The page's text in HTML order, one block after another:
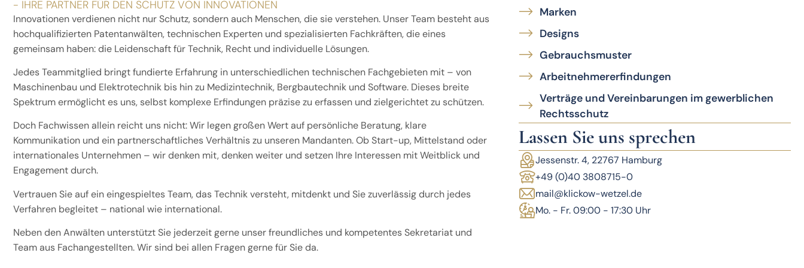
- IHRE PARTNER FÜR DEN SCHUTZ VON INNOVATIONEN
Innovationen verdienen nicht nur Schutz, sondern auch Menschen, die sie verstehen. Unser Team besteht aus
hochqualifizierten Patentanwälten, technischen Experten und spezialisierten Fachkräften, die eines
gemeinsam haben: die Leidenschaft für Technik, Recht und individuelle Lösungen.
Jedes Teammitglied bringt fundierte Erfahrung in unterschiedlichen technischen Fachgebieten mit – von
Maschinenbau und Elektrotechnik bis hin zu Medizintechnik, Bergbautechnik und Software. Dieses breite
Spektrum ermöglicht es uns, selbst komplexe Erfindungen präzise zu erfassen und zielgerichtet zu schützen.
Doch Fachwissen allein reicht uns nicht: Wir legen großen Wert auf persönliche Beratung, klare
Kommunikation und ein partnerschaftliches Verhältnis zu unseren Mandanten. Ob Start-up, Mittelstand oder
internationales Unternehmen – wir denken mit, denken weiter und setzen Ihre Interessen mit Weitblick und
Engagement durch.
Vertrauen Sie auf ein eingespieltes Team, das Technik versteht, mitdenkt und Sie zuverlässig durch jedes
Verfahren begleitet – national wie international.
Neben den Anwälten unterstützt Sie jederzeit gerne unser freundliches und kompetentes Sekretariat und
Team aus Fachangestellten. Wir sind bei allen Fragen gerne für Sie da.
Marken
Designs
Gebrauchsmuster
Arbeitnehmererfindungen
Verträge und Vereinbarungen im gewerblichen
Rechtsschutz
Lassen Sie uns sprechen
Jessenstr. 4, 22767 Hamburg
+49 (0)40 3808715-0
mail@klickow-wetzel.de
Mo. - Fr. 09:00 - 17:30 Uhr